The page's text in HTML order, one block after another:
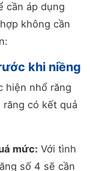
cần áp dụng
không cần
khi niềng
hiện nhổ răng
có kết quả
mức: Với tình
số 4 sẽ cần